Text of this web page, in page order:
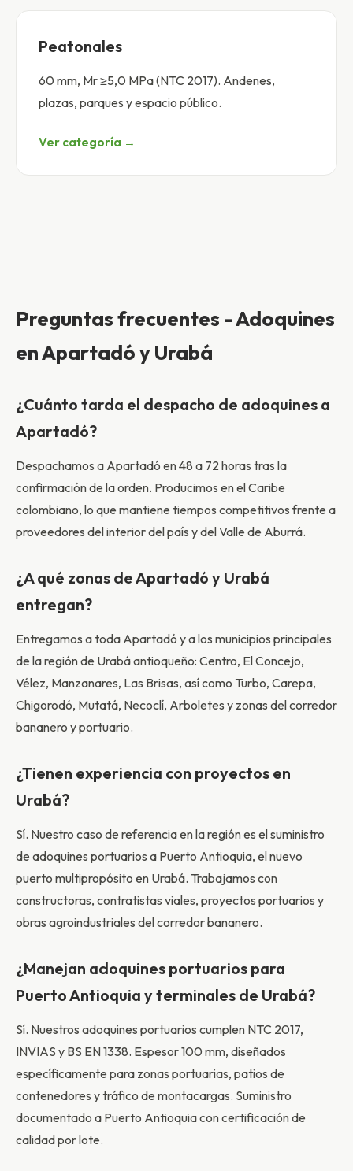
Peatonales
60 mm, Mr ≥5,0 MPa (NTC 2017). Andenes,
plazas, parques y espacio público.
Ver categoría →
Preguntas frecuentes - Adoquines
en Apartadó y Urabá
¿Cuánto tarda el despacho de adoquines a
Apartadó?
Despachamos a Apartadó en 48 a 72 horas tras la
confirmación de la orden. Producimos en el Caribe
colombiano, lo que mantiene tiempos competitivos frente a
proveedores del interior del país y del Valle de Aburrá.
¿A qué zonas de Apartadó y Urabá
entregan?
Entregamos a toda Apartadó y a los municipios principales
de la región de Urabá antioqueño: Centro, El Concejo,
Vélez, Manzanares, Las Brisas, así como Turbo, Carepa,
Chigorodó, Mutatá, Necoclí, Arboletes y zonas del corredor
bananero y portuario.
¿Tienen experiencia con proyectos en
Urabá?
Sí. Nuestro caso de referencia en la región es el suministro
de adoquines portuarios a Puerto Antioquia, el nuevo
puerto multipropósito en Urabá. Trabajamos con
constructoras, contratistas viales, proyectos portuarios y
obras agroindustriales del corredor bananero.
¿Manejan adoquines portuarios para
Puerto Antioquia y terminales de Urabá?
Sí. Nuestros adoquines portuarios cumplen NTC 2017,
INVIAS y BS EN 1338. Espesor 100 mm, diseñados
específicamente para zonas portuarias, patios de
contenedores y tráfico de montacargas. Suministro
documentado a Puerto Antioquia con certificación de
calidad por lote.